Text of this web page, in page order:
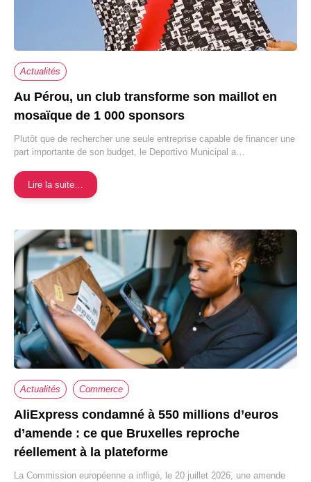
Actualités
Au Pérou, un club transforme son maillot en
mosaïque de 1 000 sponsors
Plutôt que de rechercher une seule entreprise capable de financer une
part importante de son budget, le Deportivo Municipal a…
Lire la suite…
Actualités Commerce
AliExpress condamné à 550 millions d’euros
d’amende : ce que Bruxelles reproche
réellement à la plateforme
La Commission européenne a infligé, le 20 juillet 2026, une amende